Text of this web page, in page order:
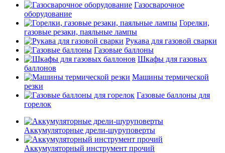
Газосварочное
оборудование
Горелки,
газовые резаки, паяльные лампы
Рукава для газовой сварки
Газовые баллоны
Шкафы для газовых
баллонов
Машины термической
резки
Газовые баллоны для
горелок
Аккумуляторные дрели-шуруповерты
Аккумуляторный инструмент прочий